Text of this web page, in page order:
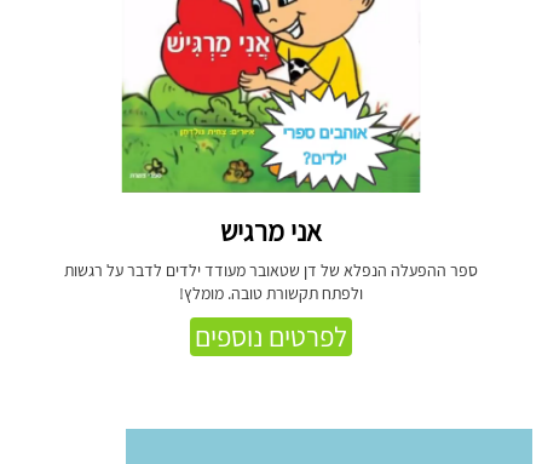
אני מרגיש
ספר ההפעלה הנפלא של דן שטאובר מעודד ילדים לדבר על רגשות
ולפתח תקשורת טובה. מומלץ!
לפרטים נוספים